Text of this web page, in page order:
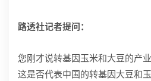
路透社记者提问：
您刚才说转基因玉米和大豆的产
这是否代表中国的转基因大豆和